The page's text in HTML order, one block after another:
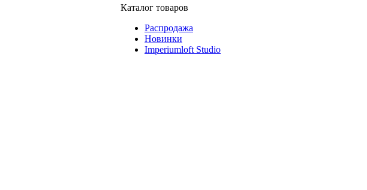
Каталог товаров
Распродажа
Новинки
Imperiumloft Studio